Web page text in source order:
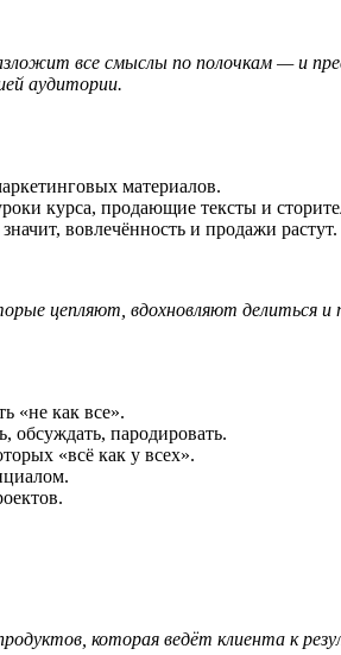
все смыслы по полочкам — и
аудитории.
материалов.
курса, продающие тексты и
вовлечённость и продажи растут.
цепляют, вдохновляют делиться
«не как все».
обсуждать, пародировать.
«всё как у всех».
которая ведёт клиента к